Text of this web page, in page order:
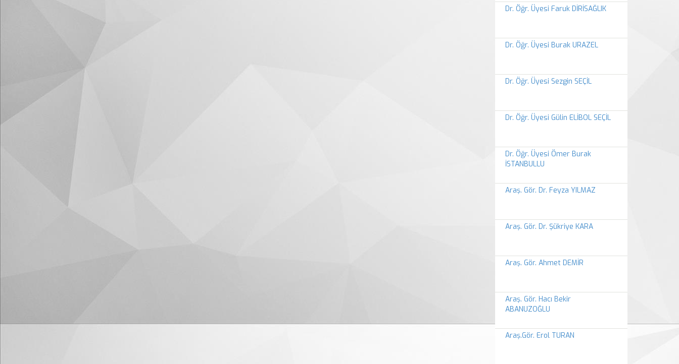
Dr. Öğr. Üyesi Faruk DİRİSAĞLIK
Dr. Öğr. Üyesi Burak URAZEL
Dr. Öğr. Üyesi Sezgin SEÇİL
Dr. Öğr. Üyesi Gülin ELİBOL SEÇİL
Dr. Öğr. Üyesi Ömer Burak
İSTANBULLU
Araş. Gör. Dr. Feyza YILMAZ
Araş. Gör. Dr. Şükriye KARA
Araş. Gör. Ahmet DEMİR
Araş. Gör. Hacı Bekir
ABANUZOĞLU
Araş.Gör. Erol TURAN